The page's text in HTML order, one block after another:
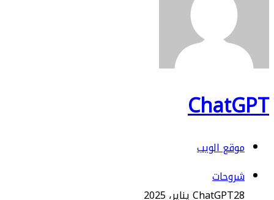
ChatGPT
موقع الويب
شروحات
ChatGPT28 يناير، 2025